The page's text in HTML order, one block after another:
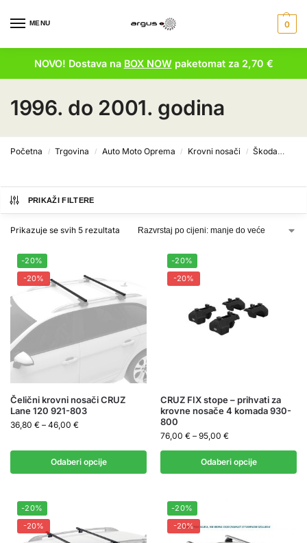
MENU 0
NOVO! Dostava na BOX NOWpaketomat za 2,70 €
1996. do 2001. godina
Početna / Trgovina / Auto Moto Oprema / Krovni nosači / Škoda
PRIKAŽI FILTERE
Prikazuje se svih 5 rezultata
-20%
-20%
Čelični krovni nosači CRUZ
Lane 120 921-803
36,80 € – 46,00 €
Odaberi opcije
-20%
-20%
CRUZ FIX stope – prihvati za
krovne nosače 4 komada 930-
800
76,00 € – 95,00 €
Odaberi opcije
-20%
-20%
-20%
-20%